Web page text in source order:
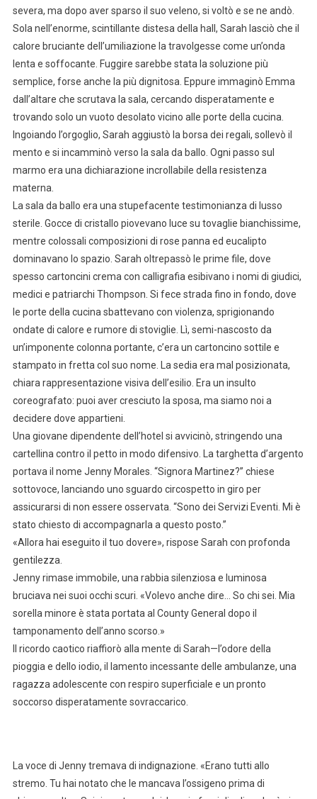
severa, ma dopo aver sparso il suo veleno, si voltò e se ne andò.
Sola nell’enorme, scintillante distesa della hall, Sarah lasciò che il
calore bruciante dell’umiliazione la travolgesse come un’onda
lenta e soffocante. Fuggire sarebbe stata la soluzione più
semplice, forse anche la più dignitosa. Eppure immaginò Emma
dall’altare che scrutava la sala, cercando disperatamente e
trovando solo un vuoto desolato vicino alle porte della cucina.
Ingoiando l’orgoglio, Sarah aggiustò la borsa dei regali, sollevò il
mento e si incamminò verso la sala da ballo. Ogni passo sul
marmo era una dichiarazione incrollabile della resistenza
materna.
La sala da ballo era una stupefacente testimonianza di lusso
sterile. Gocce di cristallo piovevano luce su tovaglie bianchissime,
mentre colossali composizioni di rose panna ed eucalipto
dominavano lo spazio. Sarah oltrepassò le prime file, dove
spesso cartoncini crema con calligrafia esibivano i nomi di giudici,
medici e patriarchi Thompson. Si fece strada fino in fondo, dove
le porte della cucina sbattevano con violenza, sprigionando
ondate di calore e rumore di stoviglie. Lì, semi-nascosto da
un’imponente colonna portante, c’era un cartoncino sottile e
stampato in fretta col suo nome. La sedia era mal posizionata,
chiara rappresentazione visiva dell’esilio. Era un insulto
coreografato: puoi aver cresciuto la sposa, ma siamo noi a
decidere dove appartieni.
Una giovane dipendente dell’hotel si avvicinò, stringendo una
cartellina contro il petto in modo difensivo. La targhetta d’argento
portava il nome Jenny Morales. “Signora Martinez?” chiese
sottovoce, lanciando uno sguardo circospetto in giro per
assicurarsi di non essere osservata. “Sono dei Servizi Eventi. Mi è
stato chiesto di accompagnarla a questo posto.”
«Allora hai eseguito il tuo dovere», rispose Sarah con profonda
gentilezza.
Jenny rimase immobile, una rabbia silenziosa e luminosa
bruciava nei suoi occhi scuri. «Volevo anche dire… So chi sei. Mia
sorella minore è stata portata al County General dopo il
tamponamento dell’anno scorso.»
Il ricordo caotico riaffiorò alla mente di Sarah—l’odore della
pioggia e dello iodio, il lamento incessante delle ambulanze, una
ragazza adolescente con respiro superficiale e un pronto
soccorso disperatamente sovraccarico.
La voce di Jenny tremava di indignazione. «Erano tutti allo
stremo. Tu hai notato che le mancava l’ossigeno prima di